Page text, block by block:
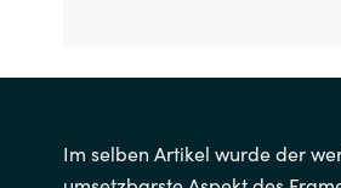
Im selben Artikel wurde der